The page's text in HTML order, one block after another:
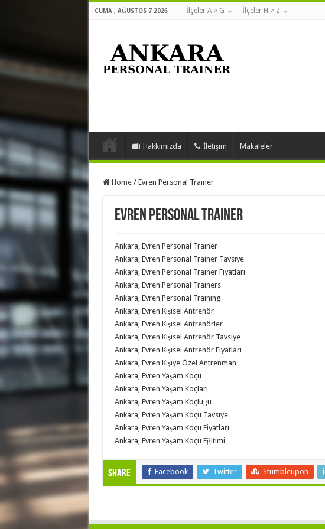
CUMA , AĞUSTOS 7 2026 İlçeler A > G İlçeler H > Z
Hakkımızda İletişim Makaleler
Home / Evren Personal Trainer
Evren Personal Trainer
Ankara, Evren Personal Trainer
Ankara, Evren Personal Trainer Tavsiye
Ankara, Evren Personal Trainer Fiyatları
Ankara, Evren Personal Trainers
Ankara, Evren Personal Training
Ankara, Evren Kişisel Antrenör
Ankara, Evren Kişisel Antrenörler
Ankara, Evren Kişisel Antrenör Tavsiye
Ankara, Evren Kişisel Antrenör Fiyatları
Ankara, Evren Kişiye Özel Antrenman
Ankara, Evren Yaşam Koçu
Ankara, Evren Yaşam Koçları
Ankara, Evren Yaşam Koçluğu
Ankara, Evren Yaşam Koçu Tavsiye
Ankara, Evren Yaşam Koçu Fiyatları
Ankara, Evren Yaşam Koçu Eğitimi
Share Facebook Twitter Stumbleupon